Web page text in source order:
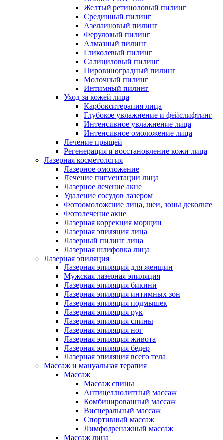
Желтый ретиноловый пилинг
Срединный пилинг
Азелаиновый пилинг
Феруловый пилинг
Алмазный пилинг
Гликолевый пилинг
Салициловый пилинг
Пировиноградный пилинг
Молочный пилинг
Интимный пилинг
Уход за кожей лица
Карбокситерапия лица
Глубокое увлажнение и фейслифтинг
Интенсивное увлажнение лица
Интенсивное омоложение лица
Лечение прыщей
Регенерация и восстановление кожи лица
Лазерная косметология
Лазерное омоложение
Лечение пигментации лица
Лазерное лечение акне
Удаление сосудов лазером
Фотоомоложение лица, шеи, зоны декольте
Фотолечение акне
Лазерная коррекция морщин
Лазерная эпиляция лица
Лазерный пилинг лица
Лазерная шлифовка лица
Лазерная эпиляция
Лазерная эпиляция для женщин
Мужская лазерная эпиляция
Лазерная эпиляция бикини
Лазерная эпиляция интимных зон
Лазерная эпиляция подмышек
Лазерная эпиляция рук
Лазерная эпиляция спины
Лазерная эпиляция ног
Лазерная эпиляция живота
Лазерная эпиляция бедер
Лазерная эпиляция всего тела
Массаж и мануальная терапия
Массаж
Массаж спины
Антицеллюлитный массаж
Комбинированный массаж
Висцеральный массаж
Спортивный массаж
Лимфодренажный массаж
Массаж лица